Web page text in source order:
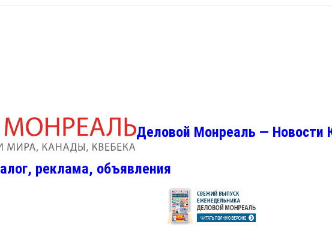
Деловой Монреаль — Новости
реклама, объявления